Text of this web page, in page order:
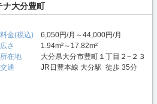
ナ大分豊町
料金(税込)
6,050円/月～44,000円/月
広さ
1.94m²～17.82m²
所在地
大分県大分市豊町１丁目２−２３
交通
JR日豊本線 大分駅 徒歩 35分